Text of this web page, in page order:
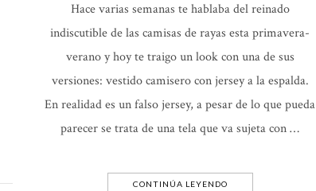
Hace varias semanas te hablaba del reinado
indiscutible de las camisas de rayas esta primavera-
verano y hoy te traigo un look con una de sus
versiones: vestido camisero con jersey a la espalda.
En realidad es un falso jersey, a pesar de lo que pueda
parecer se trata de una tela que va sujeta con …
CONTINÚA LEYENDO